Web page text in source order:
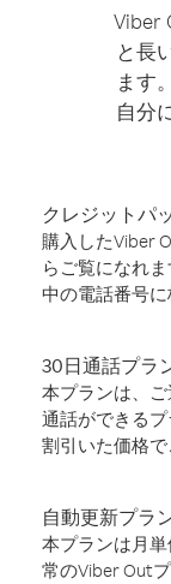
Viber
と長
ます
自分
クレジットパ
購入したViber
らご覧になれ
中の電話番号に
30日通話プラ
本プランは、
通話ができる
割引いた価格で
自動更新プラ
本プランは月
常のViber Out